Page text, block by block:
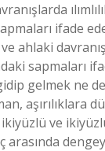
ifade
ahlaki
sapmaları
gelmek ne
aşırılıklara
ve
arasında